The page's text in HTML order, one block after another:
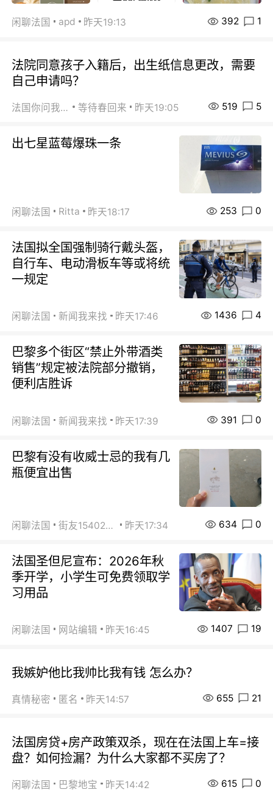
闲聊法国 apd 昨天19:13 392 1
法院同意孩子入籍后，出生纸信息更改，需要
自己申请吗？
法国你问我答 等待春回来 昨天19:05 519 5
出七星蓝莓爆珠一条
闲聊法国 Ritta 昨天18:17 253 0
法国拟全国强制骑行戴头盔，
自行车、电动滑板车等或将统
一规定
闲聊法国 新闻我来找 昨天17:46 1436 4
巴黎多个街区“禁止外带酒类
销售”规定被法院部分撤销，
便利店胜诉
闲聊法国 新闻我来找 昨天17:39 391 0
巴黎有没有收威士忌的我有几
瓶便宜出售
闲聊法国 街友15402223 昨天17:34 634 0
法国圣但尼宣布：2026年秋
季开学，小学生可免费领取学
习用品
闲聊法国 网站编辑 昨天16:45 1407 19
我嫉妒他比我帅比我有钱 怎么办？
真情秘密 匿名 昨天14:57 655 21
法国房贷+房产政策双杀，现在在法国上车=接
盘？如何捡漏？为什么大家都不买房了？
闲聊法国 巴黎地宝 昨天14:42 615 0